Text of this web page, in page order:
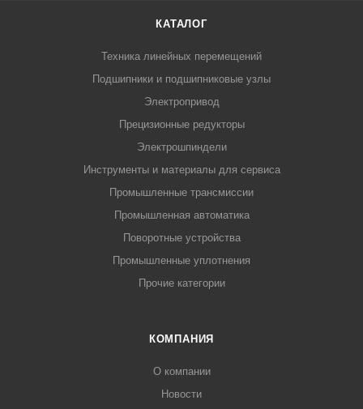
КАТАЛОГ
Техника линейных перемещений
Подшипники и подшипниковые узлы
Электропривод
Прецизионные редукторы
Электрошпиндели
Инструменты и материалы для сервиса
Промышленные трансмиссии
Промышленная автоматика
Поворотные устройства
Промышленные уплотнения
Прочие категории
КОМПАНИЯ
О компании
Новости